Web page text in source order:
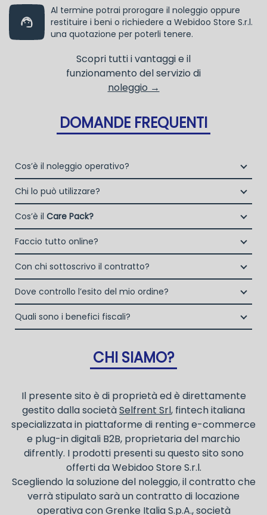
Al termine potrai prorogare il noleggio oppure
restituire i beni o richiedere a Webidoo Store S.r.l.
una quotazione per poterli tenere.
Scopri tutti i vantaggi e il
funzionamento del servizio di
noleggio →
DOMANDE FREQUENTI
Cos’è il noleggio operativo?
Il noleggio, o locazione operativa, è una soluzione che
consente di avere la disponibilità di un bene strumentale
utile alla propria attività a fronte del pagamento di un
canone fisso periodico.
Chi lo può utilizzare?
Liberi Professionisti e Studi Associati
Società di persone (Ditte Individuali, S.n.c., S.a.s.)
Società di Capitali (S.p.A., S.r.l.)
Enti e Associazioni purché in attività da almeno un
anno.
I privati consumatori non possono accedere al servizio di
noleggio operativo
Cos’è il Care Pack?
Il Care Pack è un servizio che include:
La copertura assicurativa All Risk mediante polizza
stipulata da Grenke Italia S.p.A., società specializzata
nel noleggio B2B con cui verrà concluso il contratto,
a tutela dei beni e con vantaggi di gestione per i
propri clienti.
la consegna a domicilio dei beni
Faccio tutto online?
Si, puoi scegliere sul sito il prodotto che ti serve, decidere
la durata del noleggio operativo e sottoscrivere il
contratto interamente online
Con chi sottoscrivo il contratto?
Il contratto di locazione operativa sarà stipulato con
Grenke Italia S.p.A., società specializzata nel settore della
locazione operativa di beni mobili strumentali (B2B),
previa approvazione della richiesta da parte della stessa.
Dove controllo l’esito del mio ordine?
Una volta fatto login vai sull’icona con l’omino e clicca
su "ordini da completare".
Quali sono i benefici fiscali?
ammortamento nel bilancio, poiché i canoni vengono
considerati un servizio. I canoni di noleggio sono
CHI SIAMO?
Il presente sito è di proprietà ed è direttamente
gestito dalla societàSelfrent Srl, fintech italiana
specializzata in piattaforme di renting e-commerce
e plug-in digitali B2B, proprietaria del marchio
difrently. I prodotti presenti su questo sito sono
offerti da Webidoo Store S.r.l.
Scegliendo la soluzione del noleggio, il contratto che
verrà stipulato sarà un contratto di locazione
operativa con Grenke Italia S.p.A., società